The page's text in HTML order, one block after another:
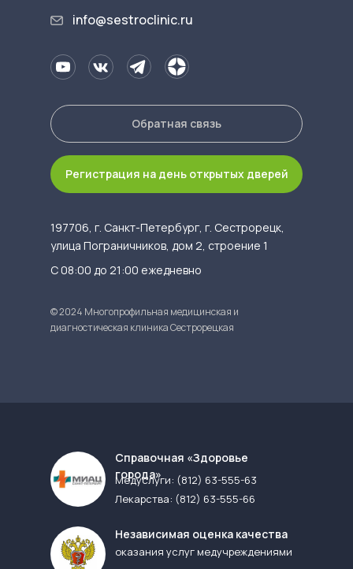
info@sestroclinic.ru
197706, г. Санкт-Петербург, г. Сестрорецк,
улица Пограничников, дом 2, строение 1
Обратная связь
С 08:00 до 21:00 ежедневно
© 2024 Многопрофильная медицинская и
диагностическая клиника Сестрорецкая
Регистрация на день открытых дверей
Cправочная «Здоровье
города»
Медуслуги: (812) 63-555-63
Лекарства: (812) 63-555-66
Независимая оценка качества
оказания услуг медучреждениями